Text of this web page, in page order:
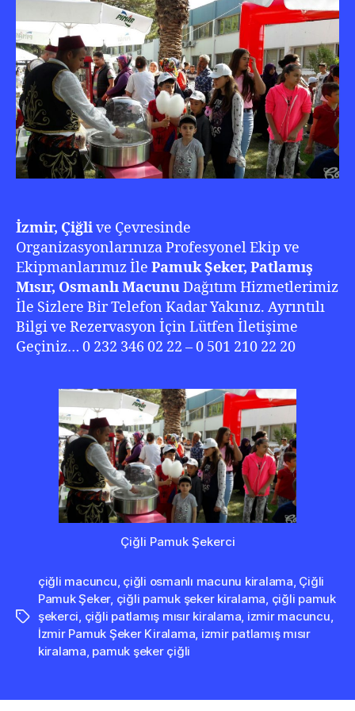
210
20
İzmir, Çiğlive Çevresinde
Organizasyonlarınıza Profesyonel Ekip ve
Ekipmanlarımız İle Pamuk Şeker, Patlamış
Mısır, Osmanlı MacunuDağıtım Hizmetlerimiz
İle Sizlere Bir Telefon Kadar Yakınız. Ayrıntılı
Bilgi ve Rezervasyon İçin Lütfen İletişime
Geçiniz… 0 232 346 02 22 – 0 501 210 22 20
Çiğli Pamuk Şekerci
Etiketler
çiğli macuncu çiğli osmanlı macunu kiralama Çiğli
Pamuk Şeker, çiğli pamuk şeker kiralama çiğli pamuk
şekerci çiğli patlamış mısır kiralama izmir macuncu
İzmir Pamuk Şeker Kiralama izmir patlamış mısır
kiralama pamuk şeker çiğli